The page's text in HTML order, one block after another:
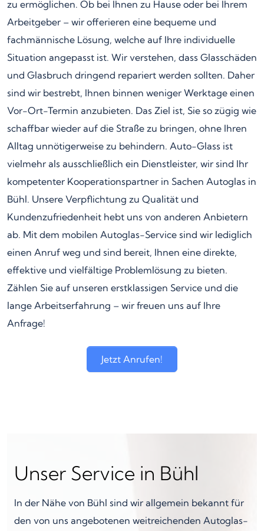
zu ermöglichen. Ob bei Ihnen zu Hause oder bei Ihrem
Arbeitgeber – wir offerieren eine bequeme und
fachmännische Lösung, welche auf Ihre individuelle
Situation angepasst ist. Wir verstehen, dass Glasschäden
und Glasbruch dringend repariert werden sollten. Daher
sind wir bestrebt, Ihnen binnen weniger Werktage einen
Vor-Ort-Termin anzubieten. Das Ziel ist, Sie so zügig wie
schaffbar wieder auf die Straße zu bringen, ohne Ihren
Alltag unnötigerweise zu behindern. Auto-Glass ist
vielmehr als ausschließlich ein Dienstleister, wir sind Ihr
kompetenter Kooperationspartner in Sachen Autoglas in
Bühl. Unsere Verpflichtung zu Qualität und
Kundenzufriedenheit hebt uns von anderen Anbietern
ab. Mit dem mobilen Autoglas-Service sind wir lediglich
einen Anruf weg und sind bereit, Ihnen eine direkte,
effektive und vielfältige Problemlösung zu bieten.
Zählen Sie auf unseren erstklassigen Service und die
lange Arbeitserfahrung – wir freuen uns auf Ihre
Anfrage!
Jetzt Anrufen!
Unser Service in Bühl
In der Nähe von Bühl sind wir allgemein bekannt für
den von uns angebotenen weitreichenden Autoglas-